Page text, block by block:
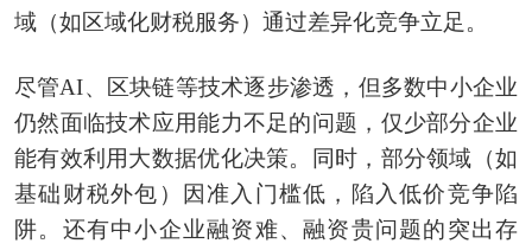
域（如区域化财税服务）通过差异化竞争立足。
尽管AI、区块链等技术逐步渗透，但多数中小企业
仍然面临技术应用能力不足的问题，仅少部分企业
能有效利用大数据优化决策。同时，部分领域（如
基础财税外包）因准入门槛低，陷入低价竞争陷
阱。还有中小企业融资难、融资贵问题的突出存